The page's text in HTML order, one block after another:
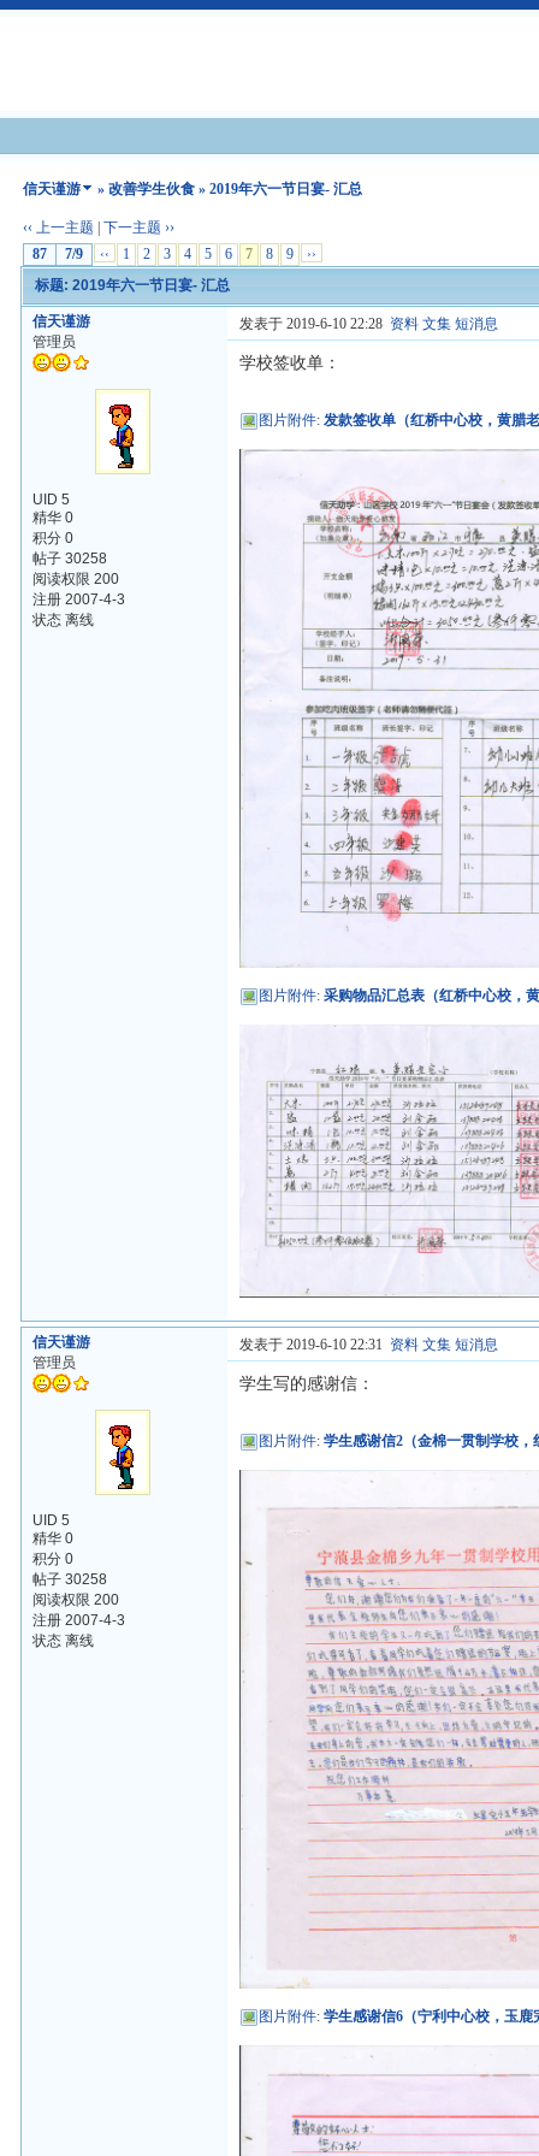
信天谨游 »改善学生伙食 » 2019年六一节日宴- 汇总
‹‹ 上一主题 |下一主题 ››
87
7/9 ‹‹ 1 2 3 4 5 6 7 8 9 ››
标题: 2019年六一节日宴- 汇总
信天谨游
管理员
UID 5
精华 0
积分 0
帖子 30258
阅读权限 200
注册 2007-4-3
状态 离线
发表于 2019-6-10 22:28 资料 文集 短消息
学校签收单：
图片附件:发款签收单（红桥中心校，黄腊
图片附件:采购物品汇总表（红桥中心校，
信天谨游
管理员
UID 5
精华 0
积分 0
帖子 30258
阅读权限 200
注册 2007-4-3
状态 离线
发表于 2019-6-10 22:31 资料 文集 短消息
学生写的感谢信：
图片附件:学生感谢信2（金棉一贯制学校，
图片附件:学生感谢信6（宁利中心校，玉鹿